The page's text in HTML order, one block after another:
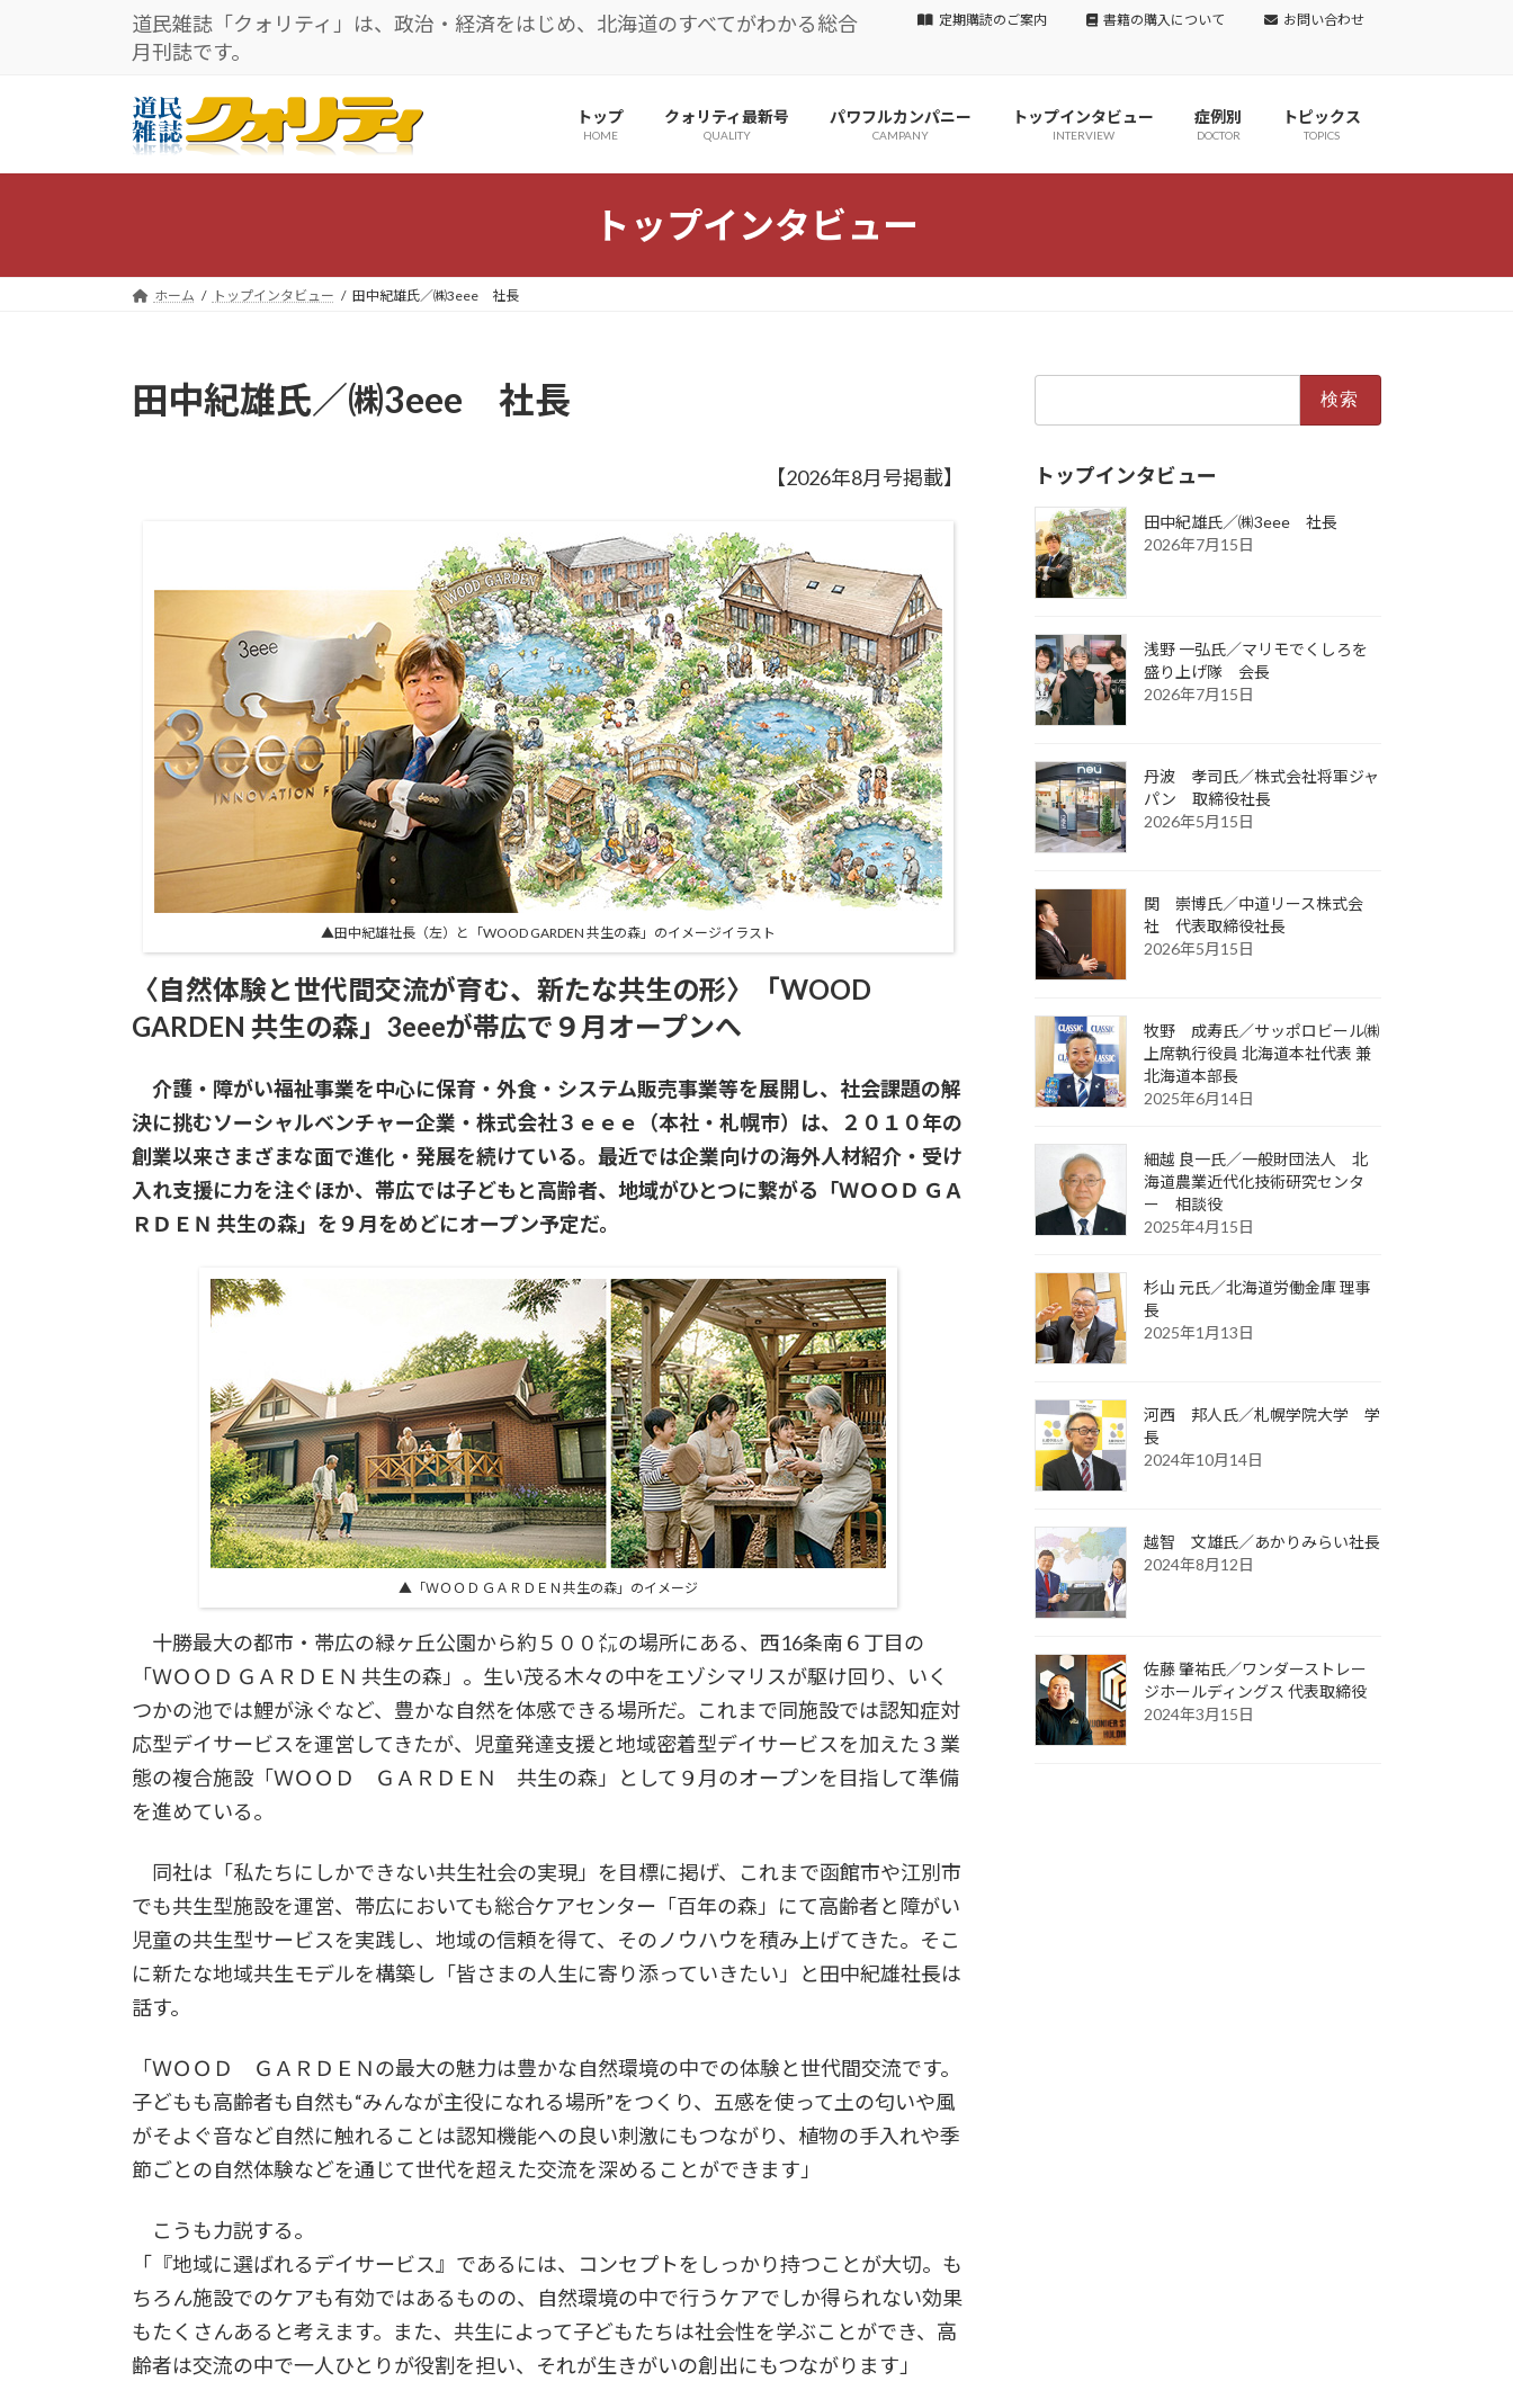
ス
ン
道民雑誌「クォリティ」は、政治・経済をはじめ、北海道のすべてがわかる総合
月刊誌です。
定期購読のご案内 書籍の購入について お問い合わせ
トップ
HOME
クォリティ最新号
QUALITY
パワフルカンパニー
CAMPANY
トップインタビュー
INTERVIEW
症例別
DOCTOR
トピックス
TOPICS
トップインタビュー
ホーム トップインタビュー 田中紀雄氏／㈱3eee 社長
田中紀雄氏／㈱3eee 社長
【2026年8月号掲載】
▲田中紀雄社長（左）と「WOOD GARDEN 共生の森」のイメージイラスト
〈自然体験と世代間交流が育む、新たな共生の形〉「WOOD
GARDEN 共生の森」3eeeが帯広で９月オープンへ
介護・障がい福祉事業を中心に保育・外食・システム販売事業等を展開し、社会課題の解
決に挑むソーシャルベンチャー企業・株式会社３ｅｅｅ（本社・札幌市）は、２０１０年の
創業以来さまざまな面で進化・発展を続けている。最近では企業向けの海外人材紹介・受け
入れ支援に力を注ぐほか、帯広では子どもと高齢者、地域がひとつに繋がる「ＷＯＯＤ ＧＡ
ＲＤＥＮ 共生の森」を９月をめどにオープン予定だ。
▲「ＷＯＯＤ ＧＡＲＤＥＮ共生の森」のイメージ
十勝最大の都市・帯広の緑ヶ丘公園から約５００㍍の場所にある、西16条南６丁目の
「ＷＯＯＤ ＧＡＲＤＥＮ 共生の森」。生い茂る木々の中をエゾシマリスが駆け回り、いく
つかの池では鯉が泳ぐなど、豊かな自然を体感できる場所だ。これまで同施設では認知症対
応型デイサービスを運営してきたが、児童発達支援と地域密着型デイサービスを加えた３業
態の複合施設「ＷＯＯＤ ＧＡＲＤＥＮ 共生の森」として９月のオープンを目指して準備
を進めている。
同社は「私たちにしかできない共生社会の実現」を目標に掲げ、これまで函館市や江別市
でも共生型施設を運営、帯広においても総合ケアセンター「百年の森」にて高齢者と障がい
児童の共生型サービスを実践し、地域の信頼を得て、そのノウハウを積み上げてきた。そこ
に新たな地域共生モデルを構築し「皆さまの人生に寄り添っていきたい」と田中紀雄社長は
話す。
「ＷＯＯＤ ＧＡＲＤＥＮの最大の魅力は豊かな自然環境の中での体験と世代間交流です。
子どもも高齢者も自然も“みんなが主役になれる場所”をつくり、五感を使って土の匂いや風
がそよぐ音など自然に触れることは認知機能への良い刺激にもつながり、植物の手入れや季
節ごとの自然体験などを通じて世代を超えた交流を深めることができます」
こうも力説する。
「『地域に選ばれるデイサービス』であるには、コンセプトをしっかり持つことが大切。も
ちろん施設でのケアも有効ではあるものの、自然環境の中で行うケアでしか得られない効果
もたくさんあると考えます。また、共生によって子どもたちは社会性を学ぶことができ、高
齢者は交流の中で一人ひとりが役割を担い、それが生きがいの創出にもつながります」
トップインタビュー
田中紀雄氏／㈱3eee 社長
2026年7月15日
浅野 一弘氏／マリモでくしろを
盛り上げ隊 会長
2026年7月15日
丹波 孝司氏／株式会社将軍ジャ
パン 取締役社長
2026年5月15日
関 崇博氏／中道リース株式会
社 代表取締役社長
2026年5月15日
牧野 成寿氏／サッポロビール㈱
上席執行役員 北海道本社代表 兼
北海道本部長
2025年6月14日
細越 良一氏／一般財団法人 北
海道農業近代化技術研究センタ
ー 相談役
2025年4月15日
杉山 元氏／北海道労働金庫 理事
長
2025年1月13日
河西 邦人氏／札幌学院大学 学
長
2024年10月14日
越智 文雄氏／あかりみらい社長
2024年8月12日
佐藤 肇祐氏／ワンダーストレー
ジホールディングス 代表取締役
2024年3月15日